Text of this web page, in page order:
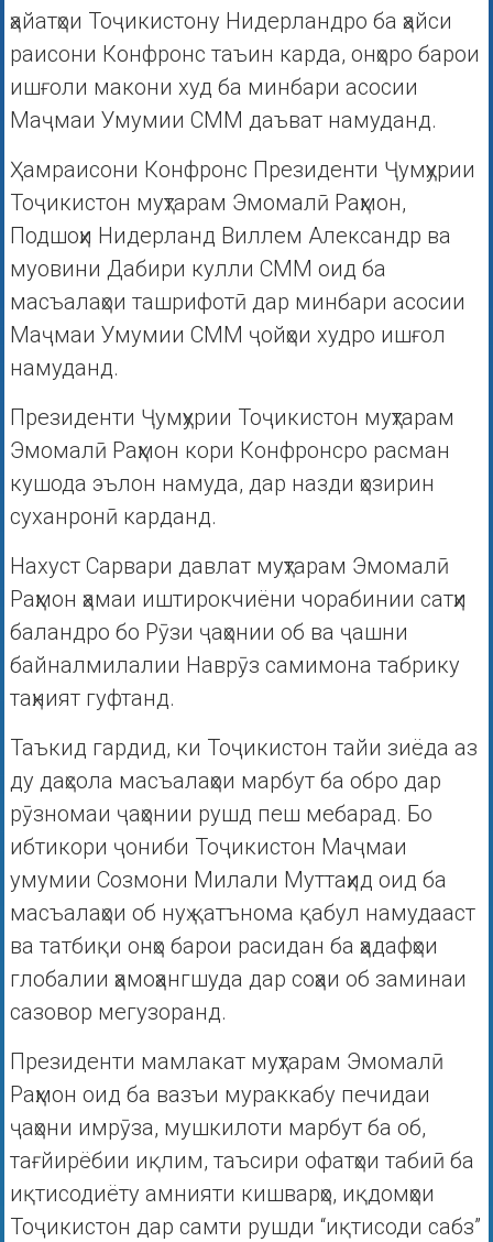
ҳайатҳои Тоҷикистону Нидерландро ба ҳайси
раисони Конфронс таъин карда, онҳоро барои
ишғоли макони худ ба минбари асосии
Маҷмаи Умумии СММ даъват намуданд.
Ҳамраисони Конфронс Президенти Ҷумҳурии
Тоҷикистон муҳтарам Эмомалӣ Раҳмон,
Подшоҳи Нидерланд Виллем Александр ва
муовини Дабири кулли СММ оид ба
масъалаҳои ташрифотӣ дар минбари асосии
Маҷмаи Умумии СММ ҷойҳои худро ишғол
намуданд.
Президенти Ҷумҳурии Тоҷикистон муҳтарам
Эмомалӣ Раҳмон кори Конфронсро расман
кушода эълон намуда, дар назди ҳозирин
суханронӣ карданд.
Нахуст Сарвари давлат муҳтарам Эмомалӣ
Раҳмон ҳамаи иштирокчиёни чорабинии сатҳи
баландро бо Рӯзи ҷаҳонии об ва ҷашни
байналмилалии Наврӯз самимона табрику
таҳният гуфтанд.
Таъкид гардид, ки Тоҷикистон тайи зиёда аз
ду даҳсола масъалаҳои марбут ба обро дар
рӯзномаи ҷаҳонии рушд пеш мебарад. Бо
ибтикори ҷониби Тоҷикистон Маҷмаи
умумии Созмони Милали Муттаҳид оид ба
масъалаҳои об нуҳ қатънома қабул намудааст
ва татбиқи онҳо барои расидан ба ҳадафҳои
глобалии ҳамоҳангшуда дар соҳаи об заминаи
сазовор мегузоранд.
Президенти мамлакат муҳтарам Эмомалӣ
Раҳмон оид ба вазъи мураккабу печидаи
ҷаҳони имрӯза, мушкилоти марбут ба об,
тағйирёбии иқлим, таъсири офатҳои табиӣ ба
иқтисодиёту амнияти кишварҳо, иқдомҳои
Тоҷикистон дар самти рушди “иқтисоди сабз”